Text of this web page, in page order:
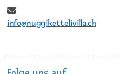
info@nuggikettelivilla.ch